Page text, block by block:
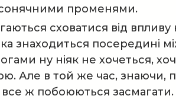
променями.
сховатися від
знаходиться посередині
ну ніяк не хочеться,
Але в той же час, знаючи,
ж побоюються засмагати.